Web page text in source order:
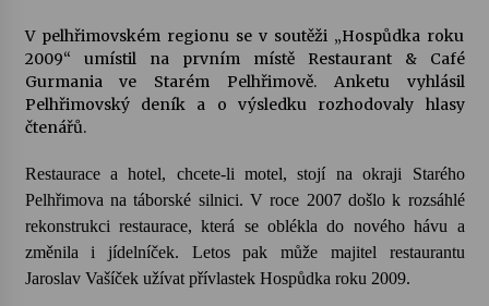
Veselí muzikanti
30. 7. 2026
Pozvánka na integrační festival Quijotova
šedesátka: 28. 7.–1. 8. 2026
28. 7. 2026
Letní koncerty ve Stromovce: Kolchoz a
Jenakaši
V pelhřimovském regionu se v soutěži „Hospůdka roku
2009“ umístil na prvním místě Restaurant & Café
Gurmania ve Starém Pelhřimově. Anketu vyhlásil
Pelhřimovský deník a o výsledku rozhodovaly hlasy
čtenářů.
Restaurace a hotel, chcete-li motel, stojí na okraji Starého
Pelhřimova na táborské silnici. V roce 2007 došlo k rozsáhlé
rekonstrukci restaurace, která se oblékla do nového hávu a
změnila i jídelníček. Letos pak může majitel restaurantu
Jaroslav Vašíček užívat přívlastek Hospůdka roku 2009.